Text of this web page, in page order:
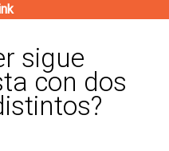
con dos